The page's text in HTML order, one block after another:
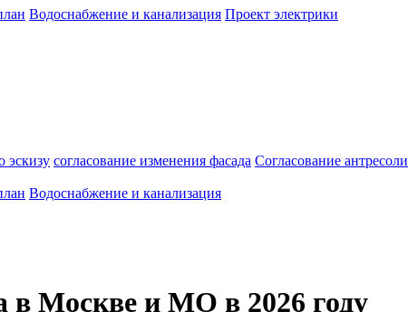
Водоснабжение и канализация Проект электрики
эскизу согласование изменения фасада Согласование антресоли
Водоснабжение и канализация
в Москве и МО в 2026 году